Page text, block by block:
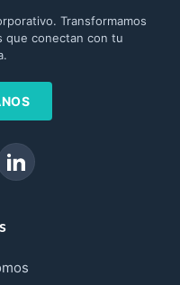
Transformamos
que conectan con tu